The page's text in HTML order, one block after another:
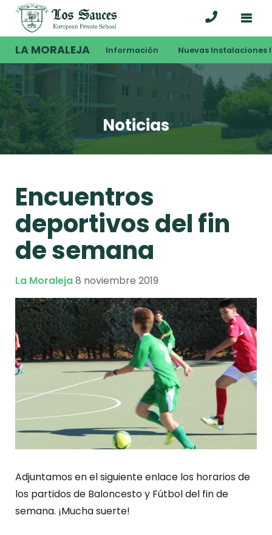
LA MORALEJA Información Nuevas Instalaciones
Noticias
Encuentros
deportivos del fin
de semana
La Moraleja8 noviembre 2019
Adjuntamos en el siguiente enlace los horarios de
los partidos de Baloncesto y Fútbol del fin de
semana. ¡Mucha suerte!